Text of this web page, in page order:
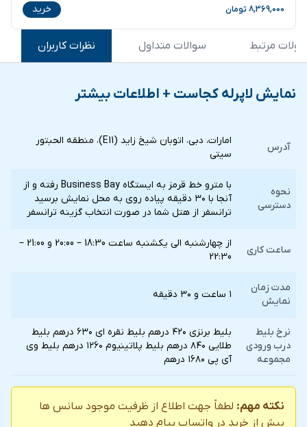
8,369,000 تومان خرید
مرتبط سوالات متداول نظرات کاربران
نمایش لاپرله کجاست + اطلاعات بیشتر
آدرس
امارات، دبی، اتوبان شیخ زاید (E11)، منطقه الحبتور
سیتی
نحوه
دسترسی
با مترو خط قرمز به ایستگاه Business Bay رفته و از
آنجا با ۳۰ دقیقه پیاده روی به محل نمایش برسید
ترانسفر از هتل شما در صورت انتخاب گزينه ترانسفر
ساعت کاری
از چهارشنبه الی یکشنبه ساعت 18:30 – 20:00 و 21:00 –
22:30
مدت زمان
نمایش
۱ ساعت و ۳۰ دقیقه
نرخ بلیط
درب ورودی
مجموعه
بلیط برنزی ۴۲۰ درهم بلیط نقره ای ۶۳۰ درهم بلیط
طلایی ۸۴۰ درهم بلیط پلاتینیوم ۱۲۶۰ درهم بلیط وی
آی پی ۱۶۸۰ درهم
نکته مهم: لطفاً جهت اطلاع از ظرفیت موجود سانس ها
پیش از خرید در واتساپ پیام دهید